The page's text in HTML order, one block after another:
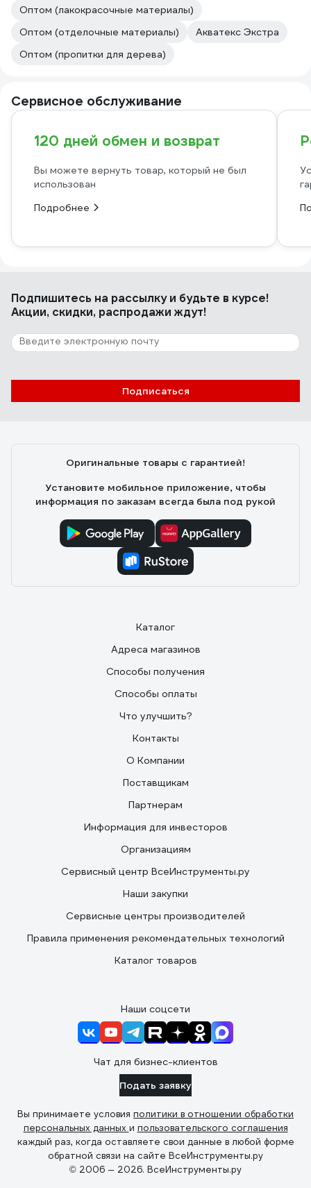
Оптом (лакокрасочные материалы)
Оптом (отделочные материалы)
Акватекс Экстра
Оптом (пропитки для дерева)
Сервисное обслуживание
120 дней обмен и возврат
Вы можете вернуть товар, который не был
использован
Подробнее
Подпишитесь на рассылкуи будьте в курсе!
Акции, скидки, распродажи ждут!
Подписаться
Оригинальные товары с гарантией!
Установите мобильное приложение, чтобы
информация по заказам всегда была под рукой
Каталог
Адреса магазинов
Способы получения
Способы оплаты
Что улучшить?
Контакты
О Компании
Поставщикам
Партнерам
Информация для инвесторов
Организациям
Сервисный центр ВсеИнструменты.ру
Наши закупки
Сервисные центры производителей
Правила применения рекомендательных технологий
Каталог товаров
Наши соцсети
Чат для бизнес-клиентов
Подать заявку
Вы принимаете условия политики в отношении обработки
персональных данных и пользовательского соглашения
каждый раз, когда оставляете свои данные в любой форме
обратной связи на сайте ВсеИнструменты.ру
© 2006 — 2026. ВсеИнструменты.ру